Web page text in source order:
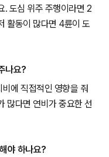
. 도심 위주 주행이라면 2
활동이 많다면 4륜이 도
나요?
에 직접적인 영향을 줘
많다면 연비가 중요한 선
야 하나요?